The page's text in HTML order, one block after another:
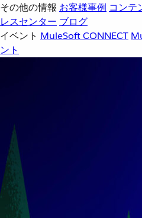
その他の情報 お客様事例 コンテ
レスセンター ブログ
イベント MuleSoft CONNECT
ント